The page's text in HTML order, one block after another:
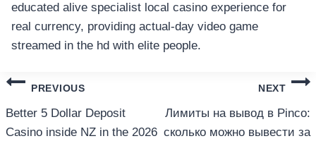
educated alive specialist local casino experience for
real currency, providing actual-day video game
streamed in the hd with elite people.
แนะแนว
เรื่อง
PREVIOUS
Better 5 Dollar Deposit
Casino inside NZ in the 2026
NEXT
Лимиты на вывод в Pinco:
сколько можно вывести за